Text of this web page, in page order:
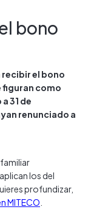
bono
recibir el bono
figuran como
31 de
renunciado a
los del
profundizar,
MITECO